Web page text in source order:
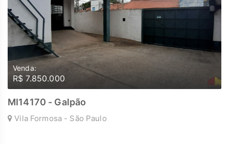
Venda:
R$ 7.850.000
MI14170 - Galpão
Vila Formosa - São Paulo